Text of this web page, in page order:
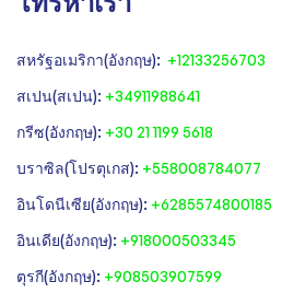
สหรัฐอเมริกา(อังกฤษ): +12133256703
สเปน(สเปน): +34911988641
‍กรีซ(อังกฤษ): +30 21 1199 5618
‍บราซิล(โปรตุเกส): +558008784077‍
‍อินโดนีเซีย(อังกฤษ): +6285574800185
อินเดีย(อังกฤษ): +918000503345
ตุรกี(อังกฤษ): +908503907599